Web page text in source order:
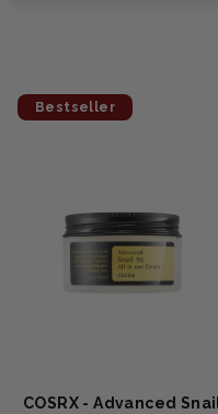
Bestseller
COSRX - Advanced